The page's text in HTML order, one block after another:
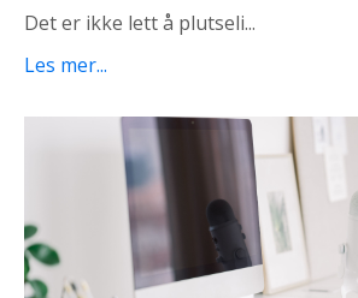
Det er ikke lett å plutseli...
Les mer...